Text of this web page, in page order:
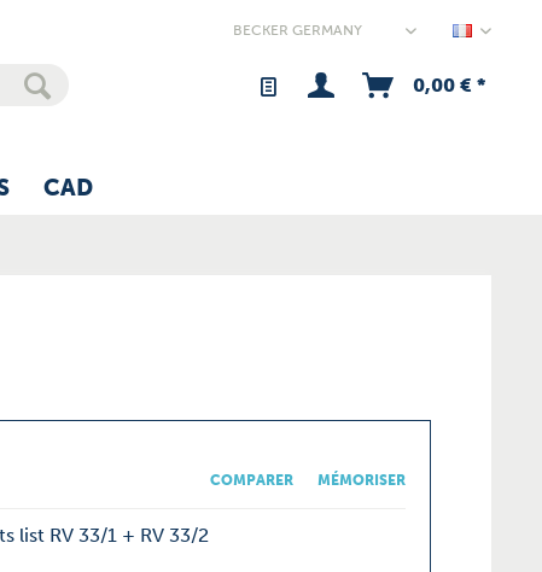
0,00 € *
CAD
COMPARER MÉMORISER
list RV 33/1 + RV 33/2